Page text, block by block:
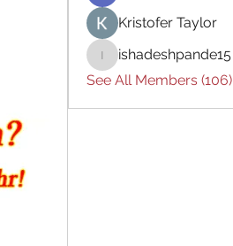
Kristofer Taylor
ishadeshpande15
ishadeshpande15
See All Members (106)